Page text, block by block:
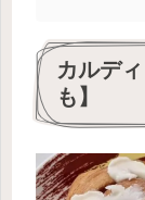
カルデ
も】